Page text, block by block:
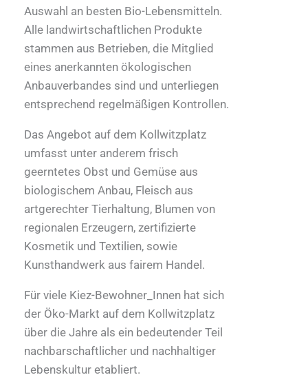
Auswahl an besten Bio-Lebensmitteln.
Alle landwirtschaftlichen Produkte
stammen aus Betrieben, die Mitglied
eines anerkannten ökologischen
Anbauverbandes sind und unterliegen
entsprechend regelmäßigen Kontrollen.
Das Angebot auf dem Kollwitzplatz
umfasst unter anderem frisch
geerntetes Obst und Gemüse aus
biologischem Anbau, Fleisch aus
artgerechter Tierhaltung, Blumen von
regionalen Erzeugern, zertifizierte
Kosmetik und Textilien, sowie
Kunsthandwerk aus fairem Handel.
Für viele Kiez-Bewohner_Innen hat sich
der Öko-Markt auf dem Kollwitzplatz
über die Jahre als ein bedeutender Teil
nachbarschaftlicher und nachhaltiger
Lebenskultur etabliert.